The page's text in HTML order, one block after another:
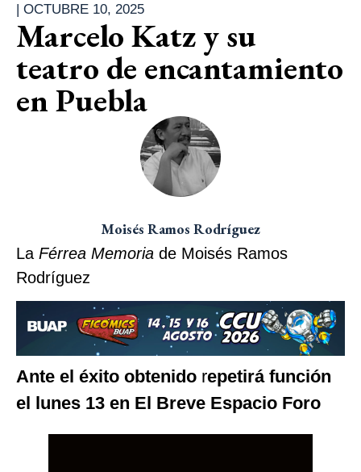
| OCTUBRE 10, 2025
Marcelo Katz y su
teatro de encantamiento
en Puebla
Moisés Ramos Rodríguez
La Férrea Memoria de Moisés Ramos
Rodríguez
Ante el éxito obtenido repetirá función
el lunes 13 en El Breve Espacio Foro